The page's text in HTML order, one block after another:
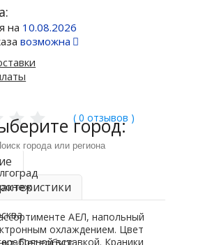
на 10.08.2026
возможна
( 0 отзывов )
АЕЛ, напольный
охлаждением. Цвет
вставкой. Краники
город:
Петербург